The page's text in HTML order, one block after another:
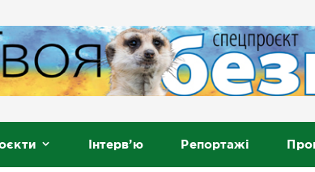
Інтерв’ю Репортажі